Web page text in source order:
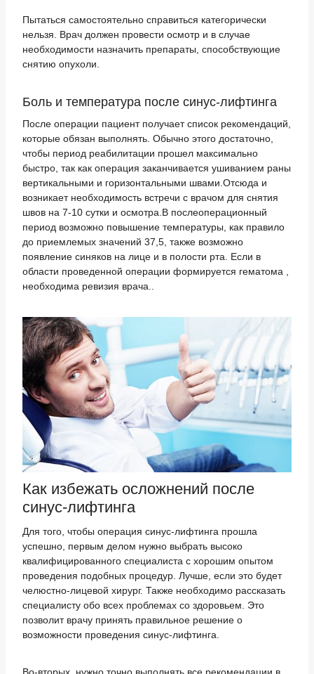
Пытаться самостоятельно справиться категорически
нельзя. Врач должен провести осмотр и в случае
необходимости назначить препараты, способствующие
снятию опухоли.
Боль и температура после синус-лифтинга
После операции пациент получает список рекомендаций,
которые обязан выполнять. Обычно этого достаточно,
чтобы период реабилитации прошел максимально
быстро, так как операция заканчивается ушиванием раны
вертикальными и горизонтальными швами.Отсюда и
возникает необходимость встречи с врачом для снятия
швов на 7-10 сутки и осмотра.В послеоперационный
период возможно повышение температуры, как правило
до приемлемых значений 37,5, также возможно
появление синяков на лице и в полости рта. Если в
области проведенной операции формируется гематома ,
необходима ревизия врача..
Как избежать осложнений после
синус-лифтинга
Для того, чтобы операция синус-лифтинга прошла
успешно, первым делом нужно выбрать высоко
квалифицированного специалиста с хорошим опытом
проведения подобных процедур. Лучше, если это будет
челюстно-лицевой хирург. Также необходимо рассказать
специалисту обо всех проблемах со здоровьем. Это
позволит врачу принять правильное решение о
возможности проведения синус-лифтинга.